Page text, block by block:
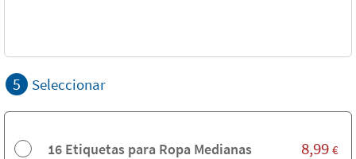
5 Seleccionar
16 Etiquetas para Ropa Medianas 8,99 €